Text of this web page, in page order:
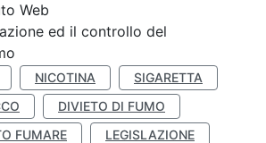
Web
ed il controllo del
NICOTINA
SIGARETTA
DIVIETO DI FUMO
FUMARE
LEGISLAZIONE